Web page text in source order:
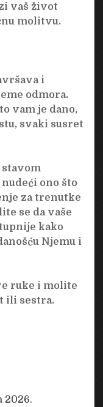
vaš život
molitvu.
i
odmora.
vam je dano,
svaki susret
stavom
ono što
za trenutke
se da vaše
kako
Njemu i
ruke i molite
ili sestra.
2026.